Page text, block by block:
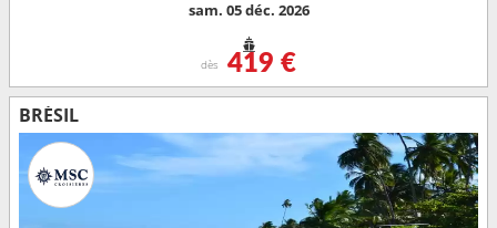
sam. 05 déc. 2026
dès 419 €
BRÉSIL